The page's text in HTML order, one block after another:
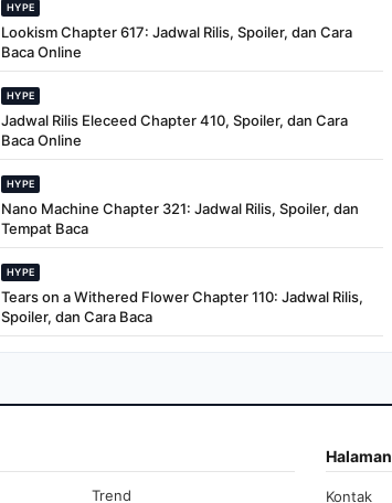
HYPE
Lookism Chapter 617: Jadwal Rilis, Spoiler, dan Cara
Baca Online
HYPE
Jadwal Rilis Eleceed Chapter 410, Spoiler, dan Cara
Baca Online
HYPE
Nano Machine Chapter 321: Jadwal Rilis, Spoiler, dan
Tempat Baca
HYPE
Tears on a Withered Flower Chapter 110: Jadwal Rilis,
Spoiler, dan Cara Baca
Trend
Halaman
Kontak